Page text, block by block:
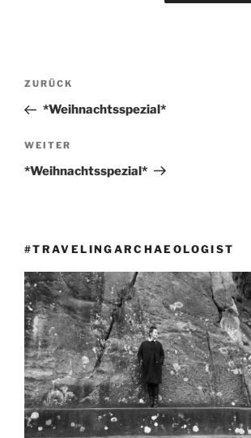
Beitragsnavigation
Vorheriger
Beitrag
ZURÜCK
*Weihnachtsspezial*
Nächster
Beitrag
WEITER
*Weihnachtsspezial*
#TRAVELINGARCHAEOLOGIST